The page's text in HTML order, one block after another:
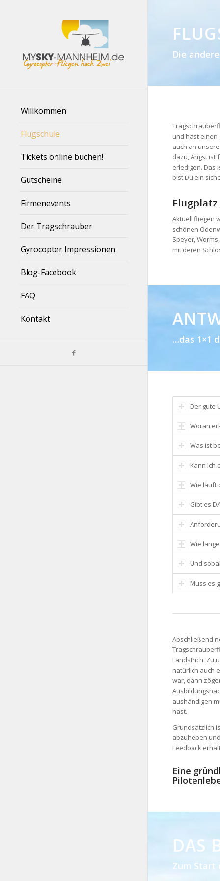
Willkommen
Flugschule
Tickets online buchen!
Gutscheine
Firmenevents
Der Tragschrauber
Gyrocopter Impressionen
Blog-Facebook
FAQ
Kontakt
Die
und hast einen
auch an
dazu, Angst ist
erledigen. Das
bist Du ein
Aktuell fliegen
schönen
Speyer,
mit deren
…das 1×1
Der gute
Woran
Was ist
Kann ich
Wie läuft
Gibt es
Wie
Und
Muss es
Abschließend
Landstrich. Zu
natürlich auch
war, dann
aushändigen
hast.
Grundsätzlich
abzuheben
Feedback
Eine
DAS
Zum Start